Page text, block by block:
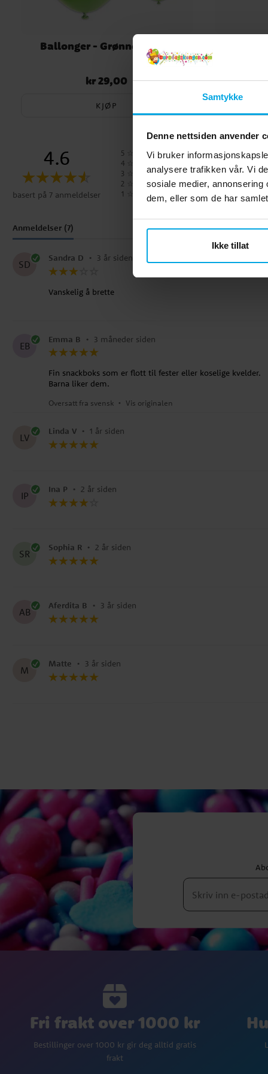
Samtykke
Denne nettsiden anvender
Vi bruker
analysere trafikken vår. Vi
sosiale medier,
dem, eller som de har
Ikke tillat
Ballonger - Grønne 10 stk.
Pris :kr 29,00
kr 29,00
KJØP
4.6
basert på 7 anmeldelser
5
4
3
2
1
Anmeldelser (7)
SD
Sandra D • 3 år siden
Vanskelig å brette
EB
Emma B • 3 måneder siden
Fin snackboks som er flott til fester eller koselige kvelder.
Barna liker dem.
Oversatt fra svensk • Vis originalen
LV
Linda V • 1 år siden
IP
Ina P • 2 år siden
SR
Sophia R • 2 år siden
AB
Aferdita B • 3 år siden
M
Matte • 3 år siden
Fri frakt over 1000 kr
Bestillinger over 1000 kr gir deg alltid gratis
frakt